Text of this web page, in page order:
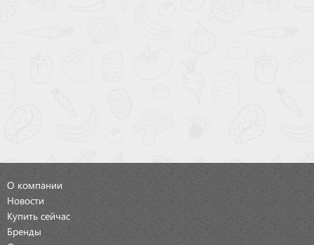
О компании
Новости
Купить сейчас
Бренды